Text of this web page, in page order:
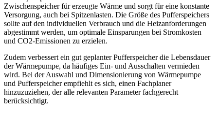
Zwischenspeicher für erzeugte Wärme und sorgt für eine konstante
Versorgung, auch bei Spitzenlasten. Die Größe des Pufferspeichers
sollte auf den individuellen Verbrauch und die Heizanforderungen
abgestimmt werden, um optimale Einsparungen bei Stromkosten
und CO2-Emissionen zu erzielen.
Zudem verbessert ein gut geplanter Pufferspeicher die Lebensdauer
der Wärmepumpe, da häufiges Ein- und Ausschalten vermieden
wird. Bei der Auswahl und Dimensionierung von Wärmepumpe
und Pufferspeicher empfiehlt es sich, einen Fachplaner
hinzuzuziehen, der alle relevanten Parameter fachgerecht
berücksichtigt.